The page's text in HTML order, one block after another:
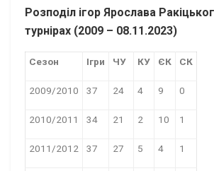
Розподіл ігор Ярослава
турнірах (2009 – 08.11.2023)
Сезон Ігри ЧУ КУ ЄК СК
2009/2010 37 24 4 9 0
2010/2011 34 21 2 10 1
2011/2012 37 27 5 4 1